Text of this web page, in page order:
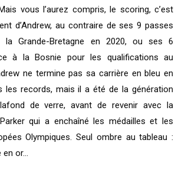
vous l’aurez compris, le scoring, c’est
d’Andrew, au contraire de ses 9 passes
la Grande-Bretagne en 2020, ou ses 6
à la Bosnie pour les qualifications au
ne termine pas sa carrière en bleu en
les records, mais il a été de la génération
de verre, avant de revenir avec la
qui a enchaîné les médailles et les
Olympiques. Seul ombre au tableau :
en or…